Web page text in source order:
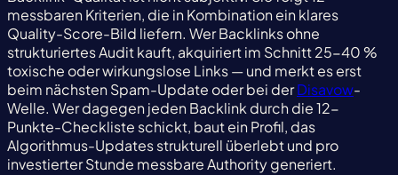
messbaren Kriterien, die in Kombination ein klares
Quality-Score-Bild liefern. Wer Backlinks ohne
strukturiertes Audit kauft, akquiriert im Schnitt 25-40 %
toxische oder wirkungslose Links — und merkt es erst
beim nächsten Spam-Update oder bei derDisavow-
Welle. Wer dagegen jeden Backlink durch die 12-
Punkte-Checkliste schickt, baut ein Profil, das
Algorithmus-Updates strukturell überlebt und pro
investierter Stunde messbare Authority generiert.